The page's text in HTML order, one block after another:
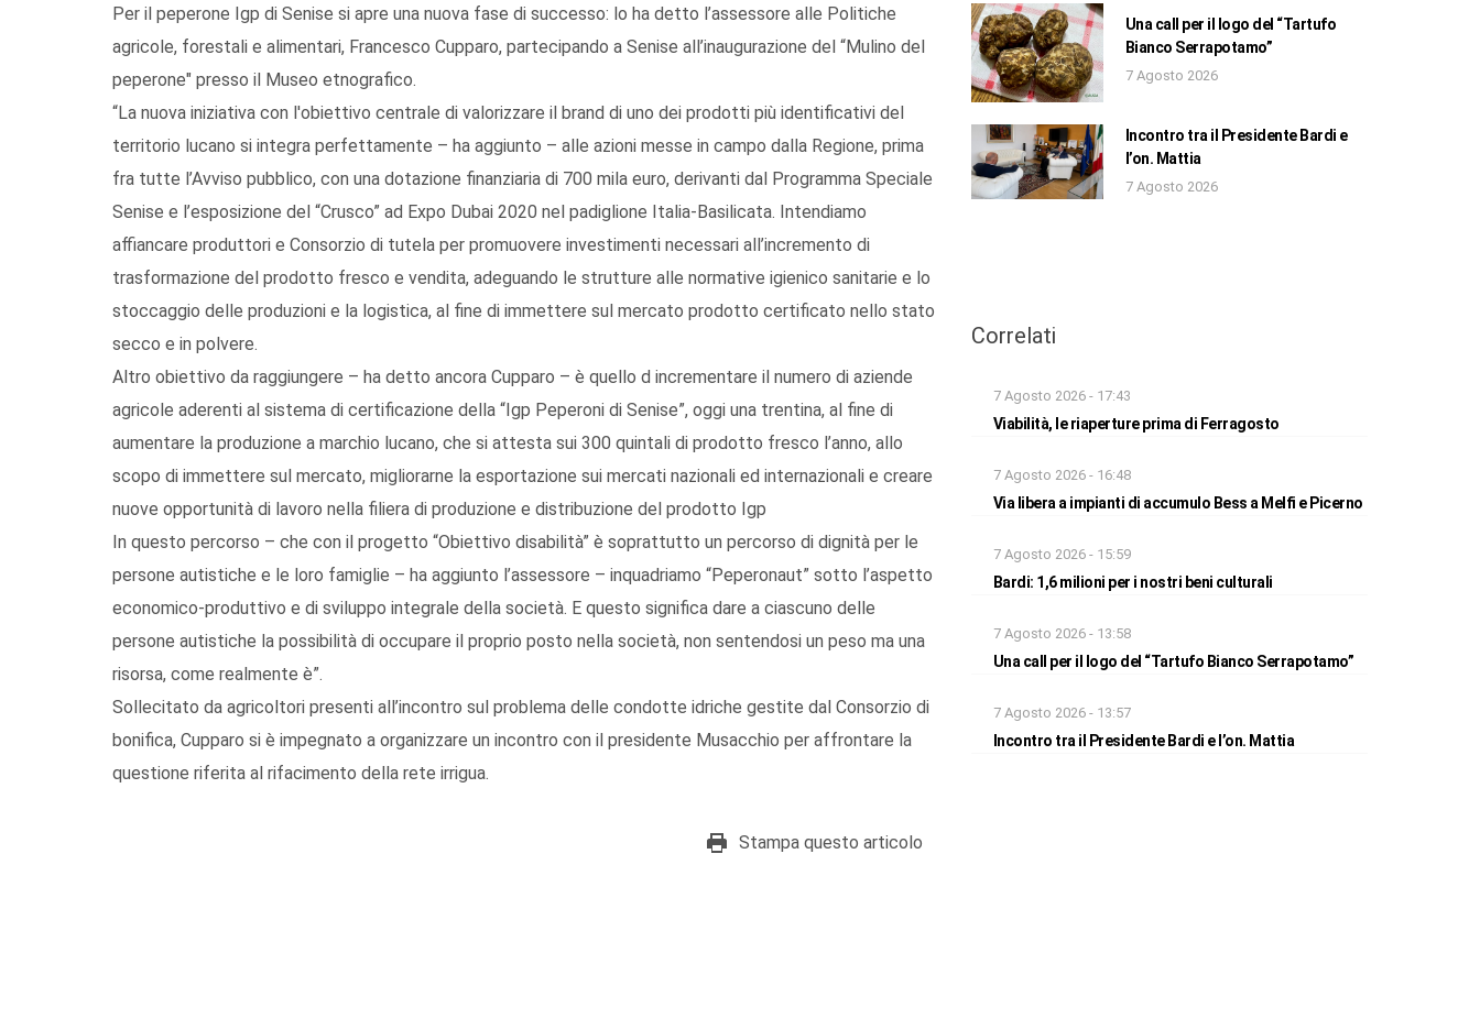
Per il peperone Igp di Senise si apre una nuova fase di successo: lo ha detto l’assessore alle Politiche
agricole, forestali e alimentari, Francesco Cupparo, partecipando a Senise all’inaugurazione del “Mulino del
peperone" presso il Museo etnografico.
“La nuova iniziativa con l'obiettivo centrale di valorizzare il brand di uno dei prodotti più identificativi del
territorio lucano si integra perfettamente – ha aggiunto – alle azioni messe in campo dalla Regione, prima
fra tutte l’Avviso pubblico, con una dotazione finanziaria di 700 mila euro, derivanti dal Programma Speciale
Senise e l’esposizione del “Crusco” ad Expo Dubai 2020 nel padiglione Italia-Basilicata. Intendiamo
affiancare produttori e Consorzio di tutela per promuovere investimenti necessari all’incremento di
trasformazione del prodotto fresco e vendita, adeguando le strutture alle normative igienico sanitarie e lo
stoccaggio delle produzioni e la logistica, al fine di immettere sul mercato prodotto certificato nello stato
secco e in polvere.
Altro obiettivo da raggiungere – ha detto ancora Cupparo – è quello d incrementare il numero di aziende
agricole aderenti al sistema di certificazione della “Igp Peperoni di Senise”, oggi una trentina, al fine di
aumentare la produzione a marchio lucano, che si attesta sui 300 quintali di prodotto fresco l’anno, allo
scopo di immettere sul mercato, migliorarne la esportazione sui mercati nazionali ed internazionali e creare
nuove opportunità di lavoro nella filiera di produzione e distribuzione del prodotto Igp
In questo percorso – che con il progetto “Obiettivo disabilità” è soprattutto un percorso di dignità per le
persone autistiche e le loro famiglie – ha aggiunto l’assessore – inquadriamo “Peperonaut” sotto l’aspetto
economico-produttivo e di sviluppo integrale della società. E questo significa dare a ciascuno delle
persone autistiche la possibilità di occupare il proprio posto nella società, non sentendosi un peso ma una
risorsa, come realmente è”.
Sollecitato da agricoltori presenti all’incontro sul problema delle condotte idriche gestite dal Consorzio di
bonifica, Cupparo si è impegnato a organizzare un incontro con il presidente Musacchio per affrontare la
questione riferita al rifacimento della rete irrigua.
Stampa questo articolo
Una call per il logo del “Tartufo
Bianco Serrapotamo”
7 Agosto 2026
Incontro tra il Presidente Bardi e
l’on. Mattia
7 Agosto 2026
Correlati
7 Agosto 2026 - 17:43
Viabilità, le riaperture prima di Ferragosto
7 Agosto 2026 - 16:48
Via libera a impianti di accumulo Bess a Melfi e Picerno
7 Agosto 2026 - 15:59
Bardi: 1,6 milioni per i nostri beni culturali
7 Agosto 2026 - 13:58
Una call per il logo del “Tartufo Bianco Serrapotamo”
7 Agosto 2026 - 13:57
Incontro tra il Presidente Bardi e l’on. Mattia